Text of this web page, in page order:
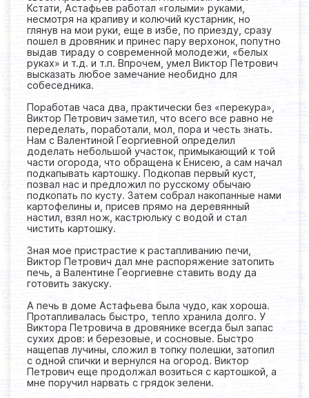
Кстати, Астафьев работал «голыми» руками,
несмотря на крапиву и колючий кустарник, но
глянув на мои руки, еще в избе, по приезду, сразу
пошел в дровяник и принес пару верхонок, попутно
выдав тираду о современной молодежи, «белых
руках» и т.д. и т.п. Впрочем, умел Виктор Петрович
высказать любое замечание необидно для
собеседника.
Поработав часа два, практически без «перекура»,
Виктор Петрович заметил, что всего все равно не
переделать, поработали, мол, пора и честь знать.
Нам с Валентиной Георгиевной определил
доделать небольшой участок, примыкающий к той
части огорода, что обращена к Енисею, а сам начал
подкапывать картошку. Подкопав первый куст,
позвал нас и предложил по русскому обычаю
подкопать по кусту. Затем собрал накопанные нами
картофелины и, присев прямо на деревянный
настил, взял нож, кастрюльку с водой и стал
чистить картошку.
Зная мое пристрастие к растапливанию печи,
Виктор Петрович дал мне распоряжение затопить
печь, а Валентине Георгиевне ставить воду да
готовить закуску.
А печь в доме Астафьева была чудо, как хороша.
Протапливалась быстро, тепло хранила долго. У
Виктора Петровича в дровянике всегда был запас
сухих дров: и березовые, и сосновые. Быстро
нащепав лучины, сложил в топку полешки, затопил
с одной спички и вернулся на огород. Виктор
Петрович еще продолжал возиться с картошкой, а
мне поручил нарвать с грядок зелени.